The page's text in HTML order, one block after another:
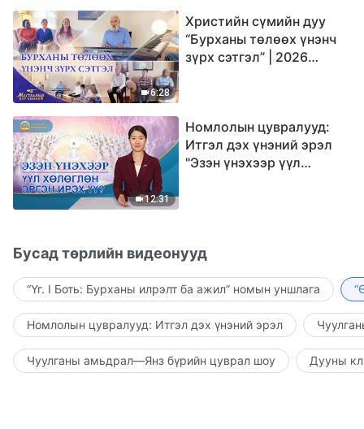
6:28
Христийн сүмийн дуу
“Бурханы төлөөх үнэнч
зүрх сэтгэл” | 2026
12:31
Номлолын цувралууд:
Итгэл дэх үнэний эрэл
"Эзэн үнэхээр үүл
Бусад төрлийн видеонууд
“Үг. I Боть: Бурханы илрэлт ба ажил” номын уншлага
Номлолын цувралууд: Итгэл дэх үнэний эрэл
Чуулганы амьдрал—Янз бүрийн цуврал шоу Дууны